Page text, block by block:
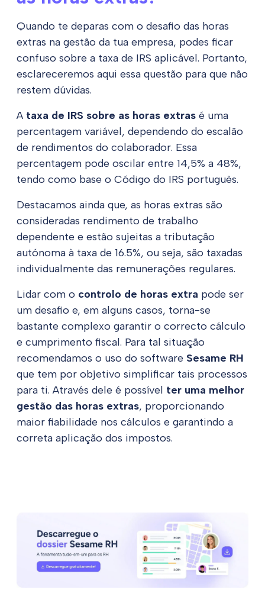
Quando te deparas com o desafio das horas
extras na gestão da tua empresa, podes ficar
confuso sobre a taxa de IRS aplicável. Portanto,
esclareceremos aqui essa questão para que não
restem dúvidas.
A taxa de IRS sobre as horas extras é uma
percentagem variável, dependendo do escalão
de rendimentos do colaborador. Essa
percentagem pode oscilar entre 14,5% a 48%,
tendo como base o Código do IRS português.
Destacamos ainda que, as horas extras são
consideradas rendimento de trabalho
dependente e estão sujeitas a tributação
autónoma à taxa de 16.5%, ou seja, são taxadas
individualmente das remunerações regulares.
Lidar com o controlo de horas extra pode ser
um desafio e, em alguns casos, torna-se
bastante complexo garantir o correcto cálculo
e cumprimento fiscal. Para tal situação
recomendamos o uso do software Sesame RH
que tem por objetivo simplificar tais processos
para ti. Através dele é possível ter uma melhor
gestão das horas extras, proporcionando
maior fiabilidade nos cálculos e garantindo a
correta aplicação dos impostos.